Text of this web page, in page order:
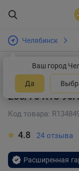
Челябинск
Ваш город
Да
Интернет-магазин шин и
Geolandar A/T G015
Летняя шина
205/70 R15
Код товара:
4.8 24 отзыва
Расширенная